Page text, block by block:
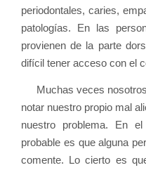
periodontales, caries,
patologías. En las
provienen de la parte
difícil tener acceso con el
Muchas veces
notar nuestro propio mal
nuestro problema. En
probable es que alguna
comente. Lo cierto es